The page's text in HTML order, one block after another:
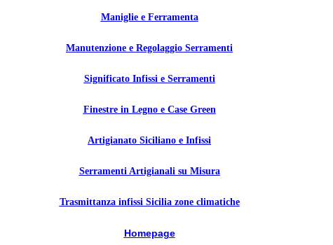
Maniglie e Ferramenta
Manutenzione e Regolaggio Serramenti
Significato Infissi e Serramenti
Finestre in Legno e Case Green
Artigianato Siciliano e Infissi
Serramenti Artigianali su Misura
Trasmittanza infissi Sicilia zone climatiche
Homepage